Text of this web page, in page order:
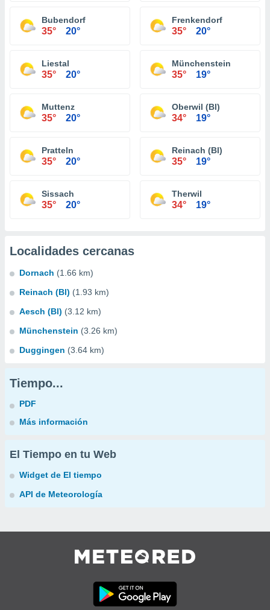
Bubendorf
35° 20°
Frenkendorf
35° 20°
Liestal
35° 20°
Münchenstein
35° 19°
Muttenz
35° 20°
Oberwil (Bl)
34° 19°
Pratteln
35° 20°
Reinach (Bl)
35° 19°
Sissach
35° 20°
Therwil
34° 19°
Localidades cercanas
Dornach (1.66 km)
Reinach (Bl) (1.93 km)
Aesch (Bl) (3.12 km)
Münchenstein (3.26 km)
Duggingen (3.64 km)
Tiempo...
PDF
Más información
El Tiempo en tu Web
Widget de El tiempo
API de Meteorología